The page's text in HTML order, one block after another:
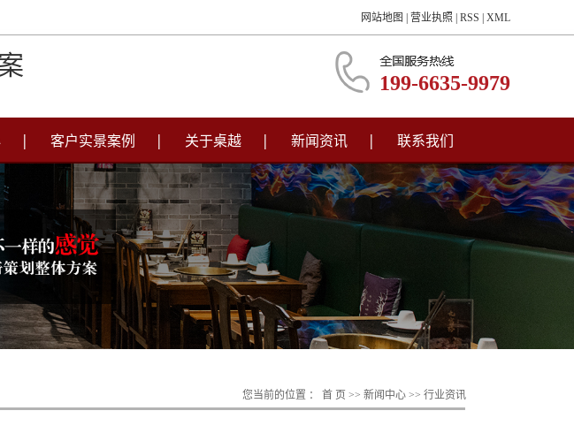
网站地图 营业执照 RSS XML
199-6635-9979
客户实景案例 关于桌越 新闻资讯 联系我们
您当前的位置 ： 首 页 >> 新闻中心 >> 行业资讯